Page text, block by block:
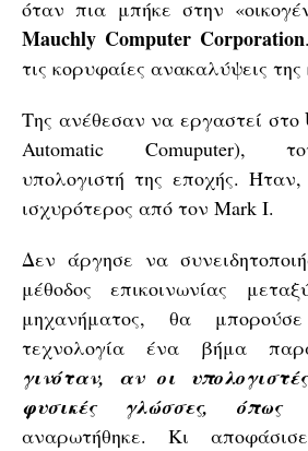
όταν πια μπήκε στην
Mauchly Computer Corporation
τις κορυφαίες ανακαλύψεις της
Της ανέθεσαν να εργαστεί στο
Automatic Comuputer),
υπολογιστή της εποχής.
ισχυρότερος από τον Mark I.
Δεν άργησε να
μέθοδος επικοινωνίας
μηχανήματος, θα
τεχνολογία ένα βήμα
γινόταν, αν οι
φυσικές γλώσσες, όπως
αναρωτήθηκε. Κι